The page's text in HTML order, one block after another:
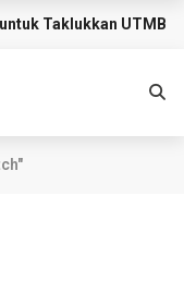
Taklukkan UTMB